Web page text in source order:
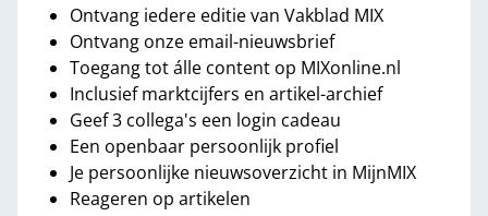
Ontvang iedere editie van Vakblad MIX
Ontvang onze email-nieuwsbrief
Toegang tot álle content op MIXonline.nl
Inclusief marktcijfers en artikel-archief
Geef 3 collega's een login cadeau
Een openbaar persoonlijk profiel
Je persoonlijke nieuwsoverzicht in MijnMIX
Reageren op artikelen